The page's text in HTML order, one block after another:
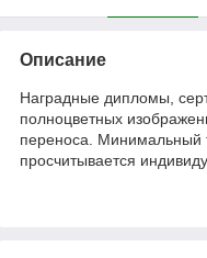
Описание
Наградные дипломы,
полноцветных
переноса. Минимальный
просчитывается